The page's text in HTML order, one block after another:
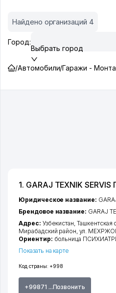
Найдено организаций 4
Город:
Выбрать город
/Автомобили/Гаражи -
1. GARAJ TEXNIK SERVIS
Код страны: +998
+99871 ...Позвонить
Юридическое название:
Брендовое название: GARAJ
Адрес: Узбекистан,Ташкентская
Мирабадский район,ул.
Ориентир: больница
Показать на карте